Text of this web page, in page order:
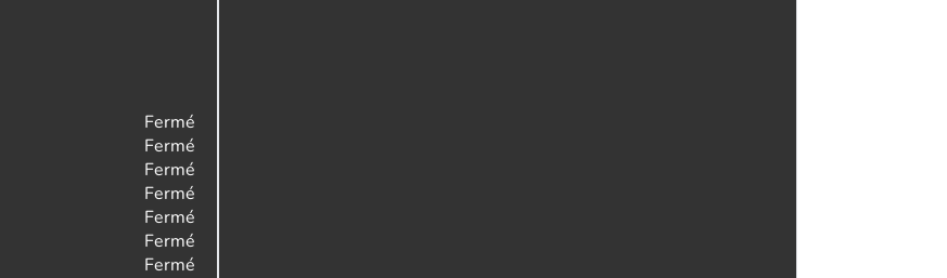
Fermé
Fermé
Fermé
Fermé
Fermé
Fermé
Fermé